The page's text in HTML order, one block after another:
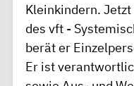
Kleinkindern.
des vft -
berät er
Er ist